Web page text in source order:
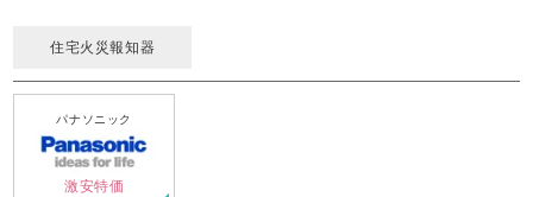
住宅火災報知器
パナソニック
激安特価